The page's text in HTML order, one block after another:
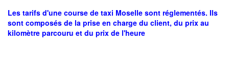
Les tarifs d'une course de taxi Moselle sont réglementés. Ils
sont composés de la prise en charge du client, du prix au
kilomètre parcouru et du prix de l'heure